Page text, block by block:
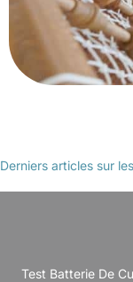
Derniers articles sur
Test Batterie De